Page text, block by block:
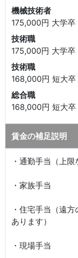
機械技術者
175,000円 大学卒
技術職
175,000円 大学卒
技術職
168,000円 短大卒
総合職
168,000円 短大卒
賃金の補足説明
・通勤手当（上限
・家族手当
・住宅手当（遠
あります）
・現場手当